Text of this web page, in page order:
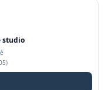
studio